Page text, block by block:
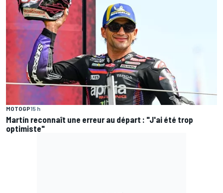
MOTOGP15 h
Martín reconnaît une erreur au départ : "J'ai été trop
optimiste"